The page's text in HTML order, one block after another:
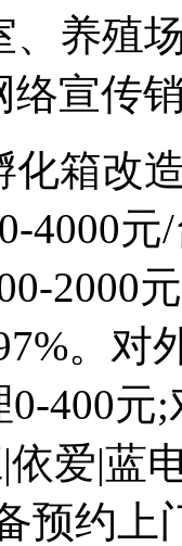
、养殖
络宣传
箱改
4000
2000
。对
400元
依爱|蓝
预约上